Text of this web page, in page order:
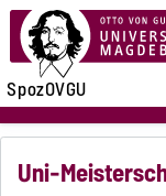
SpozOVGU
Uni-